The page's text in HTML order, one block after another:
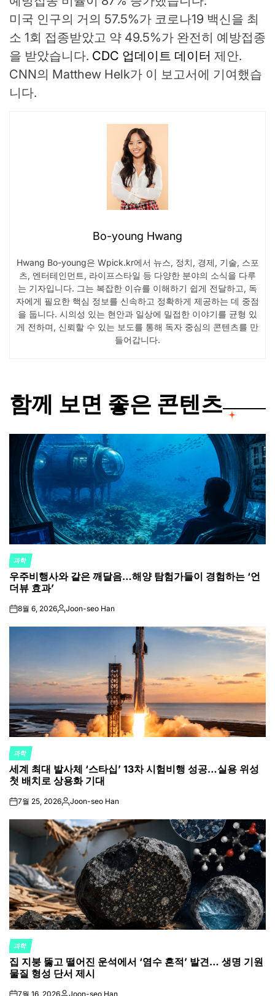
미국 인구의 거의 57.5%가 코로나19 백신을 최
소 1회 접종받았고 약 49.5%가 완전히 예방접종
을 받았습니다. CDC 업데이트 데이터 제안.
CNN의 Matthew Helk가 이 보고서에 기여했습
니다.
Bo-young Hwang
Hwang Bo-young은 Wpick.kr에서 뉴스, 정치, 경제, 기술, 스포
츠, 엔터테인먼트, 라이프스타일 등 다양한 분야의 소식을 다루
는 기자입니다. 그는 복잡한 이슈를 이해하기 쉽게 전달하고, 독
자에게 필요한 핵심 정보를 신속하고 정확하게 제공하는 데 중점
을 둡니다. 시의성 있는 현안과 일상에 밀접한 이야기를 균형 있
게 전하며, 신뢰할 수 있는 보도를 통해 독자 중심의 콘텐츠를 만
들어갑니다.
함께 보면 좋은 콘텐츠
POSTED
IN
과학
우주비행사와 같은 깨달음…해양 탐험가들이 경험하는 ‘언
더뷰 효과’
on8월 6, 2026Posted
Joon-seo Han
POSTED
IN
과학
세계 최대 발사체 ‘스타십’ 13차 시험비행 성공…실용 위성
첫 배치로 상용화 기대
on7월 25, 2026Posted
Joon-seo Han
POSTED
IN
과학
집 지붕 뚫고 떨어진 운석에서 ‘염수 흔적’ 발견… 생명 기원
물질 형성 단서 제시
7월 16, 2026 Joon-seo Han